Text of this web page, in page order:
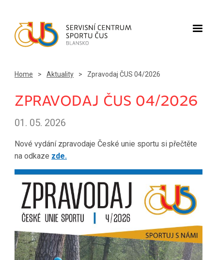
Home > Aktuality > Zpravodaj ČUS 04/2026
ZPRAVODAJ ČUS 04/2026
01. 05. 2026
Nové vydání zpravodaje České unie sportu si přečtěte
na odkaze zde.